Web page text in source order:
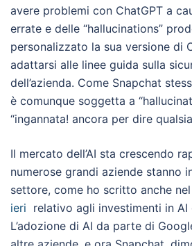
avere problemi con ChatGPT a
errate e delle “hallucinations”
personalizzato la sua versione di
adattarsi alle linee guida sulla
dell’azienda. Come Snapchat
è comunque soggetta a
“ingannata! ancora per dire
Il mercato dell’AI sta crescendo
numerose grandi aziende stanno
settore, come ho scritto anche nel
ieri relativo agli investimenti in AI
L’adozione di AI da parte di